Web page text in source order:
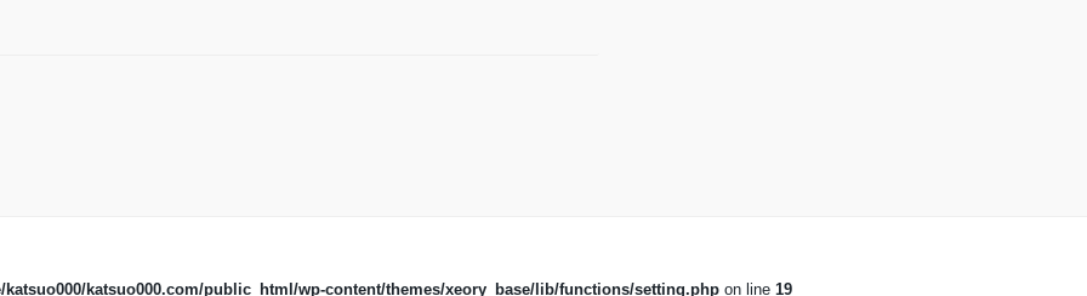
katsuo000/katsuo000.com/public_html/wp-content/themes/xeory_base/lib/functions/setting.php on line 19